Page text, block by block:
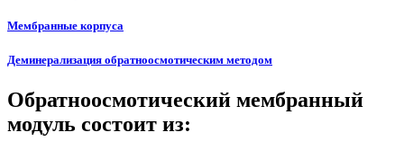
Мембранные корпуса
Деминерализация обратноосмотическим методом
Обратноосмотический мембранный
модуль состоит из: